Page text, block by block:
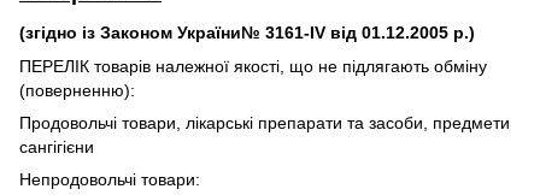
(згідно із Законом України№ 3161-IV від 01.12.2005 р.)
ПЕРЕЛІК товарів належної якості, що не підлягають обміну
(поверненню):
Продовольчі товари, лікарські препарати та засоби, предмети
сангігієни
Непродовольчі товари: